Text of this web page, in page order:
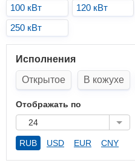
100 кВт
120 кВт
250 кВт
Исполнения
Открытое
В кожухе
Отображать по
24
RUB USD EUR CNY